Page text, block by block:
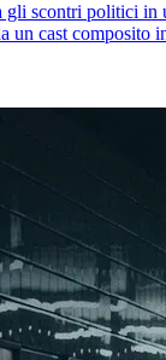
scontri politici in
un cast composito